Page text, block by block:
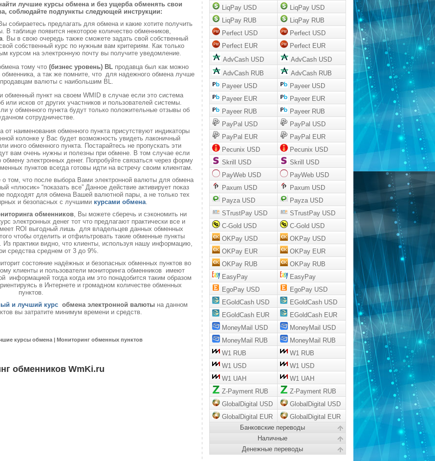
лучшие курсы обмена и без ущерба обменять свои
соблюдайте подпункты следующей инструкции:
собираетесь предлагать для обмена и какие хотите получить
таблице появится некоторое количество обменников,
. Вы в свою очередь также сможете задать свой собственный
собственный курс по нужным вам критериям. Как только
курсом на электронную почту вы получите уведомление.
тому что (бизнес уровень) BL продавца был как можно
а так же помните, что для надежного обмена лучше
продавцам валюты с наибольшим BL.
обменный пункт на своем WMID в случае если это система
или исков от других участников и пользователей системы.
у обменного пункта будут только положительные отзывы об
сотрудничестве.
наименования обменного пункта присутствуют индикаторы
колонке у Вас будет возможность увидеть лаконичный
иного обменного пункта. Постарайтесь не пропускать эти
вам очень нужны и полезны при обмене. В том случае если
электронных денег. Попробуйте связаться через форму
пунктов всегда готовы идти на встречу своим клиентам.
том, что после выбора Вами электронной валюты для обмена
«плюсик» “показать все” Данное действие активирует показ
подходят для обмена Вашей валютной пары, а не только тех
и безопасных с лучшими курсами обмена.
обменников, Вы можете сберечь и сэкономить ни
электронных денег тот что предлагают практически все и
ROI выгодный лишь для владельцев данных обменных
чтобы отделить и отфильтровать такие обменные пункты
Из практики видно, что клиенты, используя нашу информацию,
средства среднем от 3 до 9%.
состояние надёжных и безопасных обменных пунктов во
клиенты и пользователи мониторинга обменников имеют
информацией тогда когда им это понадобится таким образом
в Интернете и громадном количестве обменных
пунктов.
и лучший курс обмена электронной валюты на данном
вы затратите минимум времени и средств.
курсы обмена | Мониторинг обменных пунктов
обменников WmKi.ru
LiqPay USD
LiqPay USD
LiqPay RUB
LiqPay RUB
Perfect USD
Perfect USD
Perfect EUR
Perfect EUR
AdvCash USD
AdvCash USD
AdvCash RUB
AdvCash RUB
Payeer USD
Payeer USD
Payeer EUR
Payeer EUR
Payeer RUB
Payeer RUB
PayPal USD
PayPal USD
PayPal EUR
PayPal EUR
Pecunix USD
Pecunix USD
Skrill USD
Skrill USD
PayWeb USD
PayWeb USD
Paxum USD
Paxum USD
Payza USD
Payza USD
STrustPay USD
STrustPay USD
C-Gold USD
C-Gold USD
OKPay USD
OKPay USD
OKPay EUR
OKPay EUR
OKPay RUB
OKPay RUB
EasyPay
EasyPay
EgoPay USD
EgoPay USD
EGoldCash USD
EGoldCash USD
EGoldCash EUR
EGoldCash EUR
MoneyMail USD
MoneyMail USD
MoneyMail RUB
MoneyMail RUB
W1 RUB
W1 RUB
W1 USD
W1 USD
W1 UAH
W1 UAH
Z-Payment RUB
Z-Payment RUB
GlobalDigital USD
GlobalDigital USD
GlobalDigital EUR
GlobalDigital EUR
Банковские переводы
Наличные
Денежные переводы